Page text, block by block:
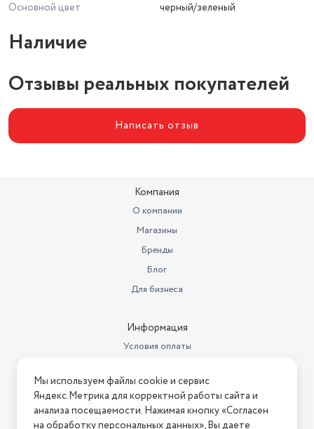
Основной цвет
черный/зеленый
Наличие
Отзывы реальных покупателей
Написать отзыв
Компания
О компании
Магазины
Бренды
Блог
Для бизнеса
Информация
Условия оплаты
Условия возврата
Нашли ошибку на сайте? Напишите нам
Мы используем файлы cookie и сервис
Яндекс.Метрика для корректной работы сайта и
анализа посещаемости. Нажимая кнопку «Согласен
на обработку персональных данных», Вы даете